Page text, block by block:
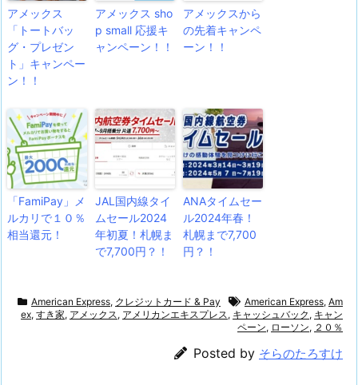
アメックス
「トートバッ
グ・プレゼン
ト」キャンペー
ン！！
アメックス sho
p small 応援キ
ャンペーン！！
アメックスから
の先着キャンペ
ーン！！
「FamiPay」メ
ルカリで１０％
相当還元！
JAL国内線タイ
ムセール2024
年初夏！札幌ま
で7,700円？！
ANAタイムセー
ル2024年春！
札幌まで7,700
円？！
American Express, クレジットカード & Pay American Express, Am
ex, すき家, アメックス , アメリカンエキスプレス , キャッシュバック , キャン
ペーン, ローソン, ２０％
Posted by そらのたろすけ